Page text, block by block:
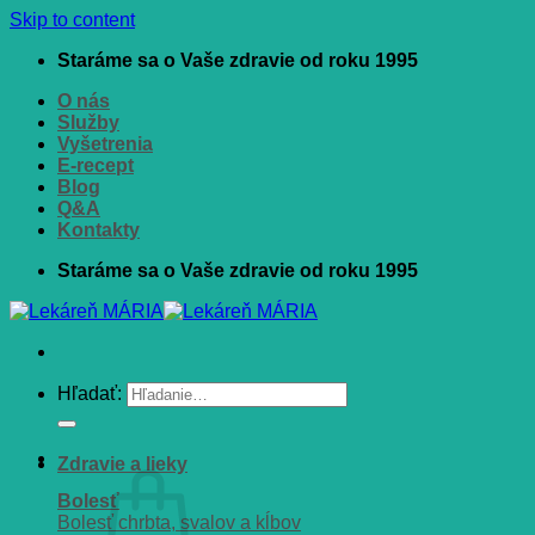
Skip to content
Staráme sa o Vaše zdravie od roku 1995
O nás
Služby
Vyšetrenia
E-recept
Blog
Q&A
Kontakty
Staráme sa o Vaše zdravie od roku 1995
Hľadať:
Zdravie a lieky
Bolesť
Bolesť chrbta, svalov a kĺbov